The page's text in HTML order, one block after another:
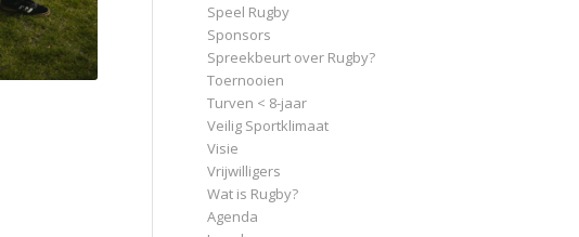
Speel Rugby
Sponsors
Spreekbeurt over Rugby?
Toernooien
Turven < 8-jaar
Veilig Sportklimaat
Visie
Vrijwilligers
Wat is Rugby?
Agenda